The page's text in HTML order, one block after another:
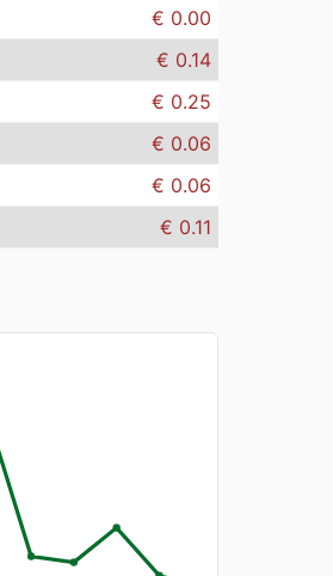
€ 0.00
€ 0.14
€ 0.25
€ 0.06
€ 0.06
€ 0.11